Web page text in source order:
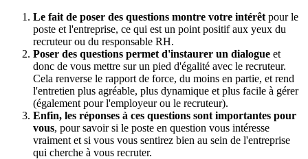
Le fait de poser des questions montre votre intérêt pour le
poste et l'entreprise, ce qui est un point positif aux yeux du
recruteur ou du responsable RH.
Poser des questions permet d'instaurer un dialogue et
donc de vous mettre sur un pied d'égalité avec le recruteur.
Cela renverse le rapport de force, du moins en partie, et rend
l'entretien plus agréable, plus dynamique et plus facile à gérer
(également pour l'employeur ou le recruteur).
Enfin, les réponses à ces questions sont importantes pour
vous, pour savoir si le poste en question vous intéresse
vraiment et si vous vous sentirez bien au sein de l'entreprise
qui cherche à vous recruter.